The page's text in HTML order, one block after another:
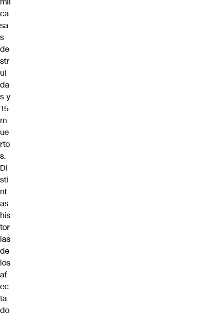
ca
sa
s
de
str
ui
da
s y
15
m
ue
rto
s.
Di
sti
nt
as
his
tor
ias
de
los
af
ec
ta
do